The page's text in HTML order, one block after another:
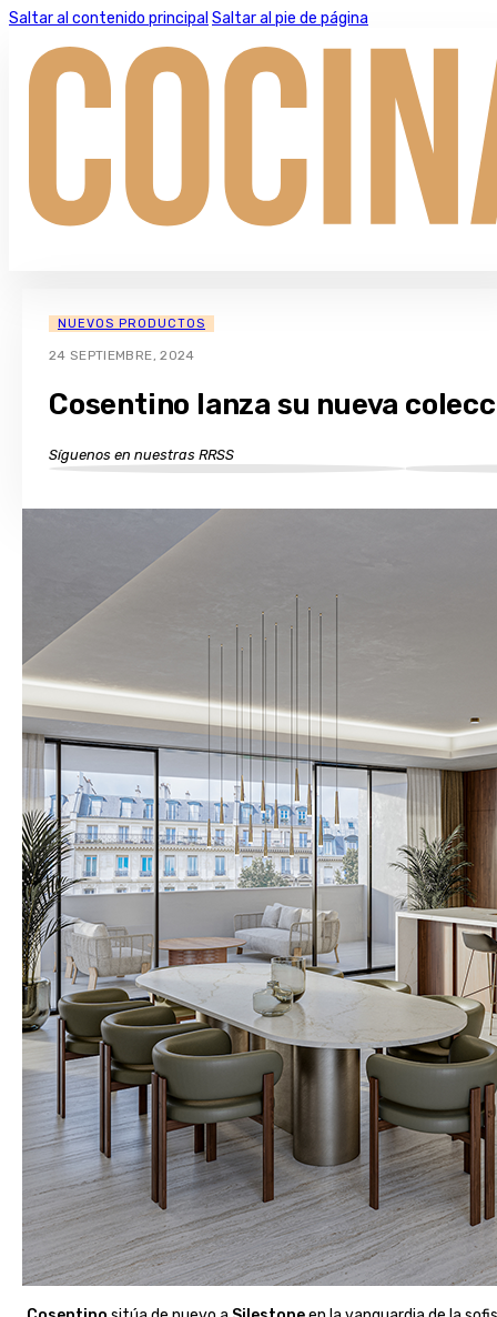
Saltar al contenido principal Saltar al pie de página
NUEVOS PRODUCTOS
24 SEPTIEMBRE, 2024
Cosentino lanza su nueva
Síguenos en nuestras RRSS